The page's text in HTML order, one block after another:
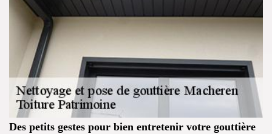
Des petits gestes pour bien entretenir votre gouttière